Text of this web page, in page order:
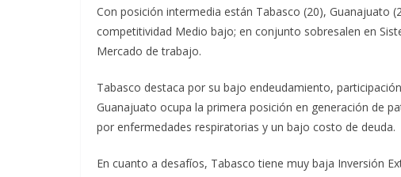
Con posición intermedia están Tabasco (20), Guanajuato
competitividad Medio bajo; en conjunto sobresalen en
Mercado de trabajo.
Tabasco destaca por su bajo endeudamiento,
Guanajuato ocupa la primera posición en generación de
por enfermedades respiratorias y un bajo costo de deuda.
En cuanto a desafíos, Tabasco tiene muy baja Inversión